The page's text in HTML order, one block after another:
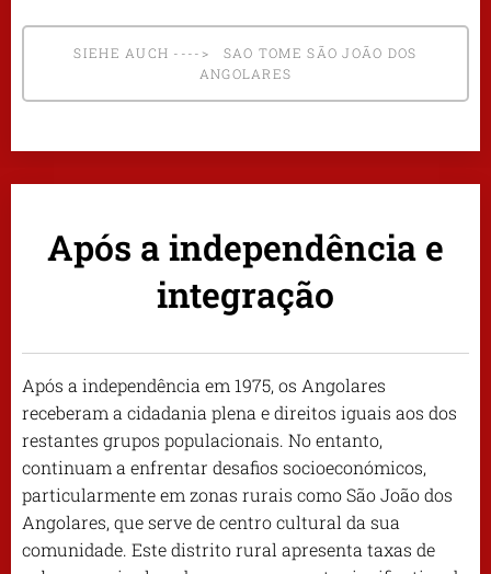
SIEHE AUCH ----> SAO TOME SÃO JOÃO DOS
ANGOLARES
Após a independência e
integração
Após a independência em 1975, os Angolares
receberam a cidadania plena e direitos iguais aos dos
restantes grupos populacionais. No entanto,
continuam a enfrentar desafios socioeconómicos,
particularmente em zonas rurais como São João dos
Angolares, que serve de centro cultural da sua
comunidade. Este distrito rural apresenta taxas de